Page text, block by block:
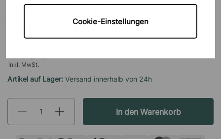
Cookie-Einstellungen
Stehleuchte High Line -
Wenge/Grün
inkl. MwSt.
Artikel auf Lager: Versand innerhalb von 24h
In den Warenkorb